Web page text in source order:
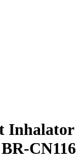
Inhalator
CN116